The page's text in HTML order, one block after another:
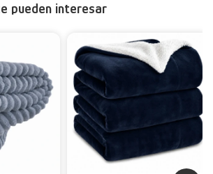
pueden interesar